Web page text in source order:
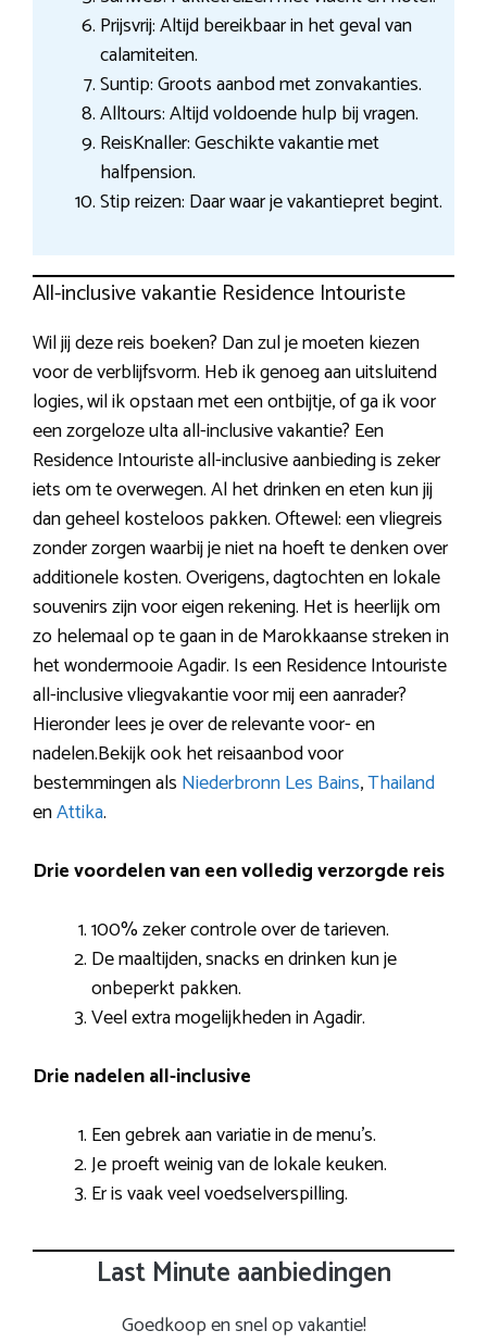
Prijsvrij: Altijd bereikbaar in het geval van
calamiteiten.
Suntip: Groots aanbod met zonvakanties.
Alltours: Altijd voldoende hulp bij vragen.
ReisKnaller: Geschikte vakantie met
halfpension.
Stip reizen: Daar waar je vakantiepret begint.
All-inclusive vakantie Residence Intouriste
Wil jij deze reis boeken? Dan zul je moeten kiezen
voor de verblijfsvorm. Heb ik genoeg aan uitsluitend
logies, wil ik opstaan met een ontbijtje, of ga ik voor
een zorgeloze ulta all-inclusive vakantie? Een
Residence Intouriste all-inclusive aanbieding is zeker
iets om te overwegen. Al het drinken en eten kun jij
dan geheel kosteloos pakken. Oftewel: een vliegreis
zonder zorgen waarbij je niet na hoeft te denken over
additionele kosten. Overigens, dagtochten en lokale
souvenirs zijn voor eigen rekening. Het is heerlijk om
zo helemaal op te gaan in de Marokkaanse streken in
het wondermooie Agadir. Is een Residence Intouriste
all-inclusive vliegvakantie voor mij een aanrader?
Hieronder lees je over de relevante voor- en
nadelen.Bekijk ook het reisaanbod voor
bestemmingen als Niederbronn Les Bains,Thailand
enAttika.
Drie voordelen van een volledig verzorgde reis
100% zeker controle over de tarieven.
De maaltijden, snacks en drinken kun je
onbeperkt pakken.
Veel extra mogelijkheden in Agadir.
Drie nadelen all-inclusive
Een gebrek aan variatie in de menu’s.
Je proeft weinig van de lokale keuken.
Er is vaak veel voedselverspilling.
Last Minute aanbiedingen
Goedkoop en snel op vakantie!